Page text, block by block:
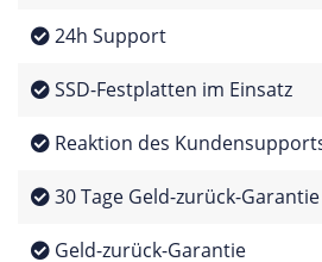
24h Support
SSD-Festplatten im Einsatz
Reaktion des
30 Tage Geld-zurück-Garantie
Geld-zurück-Garantie